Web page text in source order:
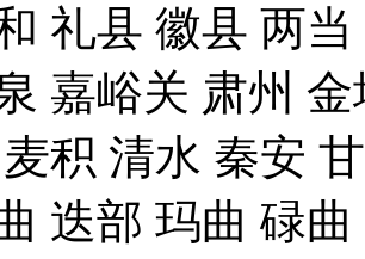
礼县 徽县 两
嘉峪关 肃州
积 清水 秦安
迭部 玛曲 碌